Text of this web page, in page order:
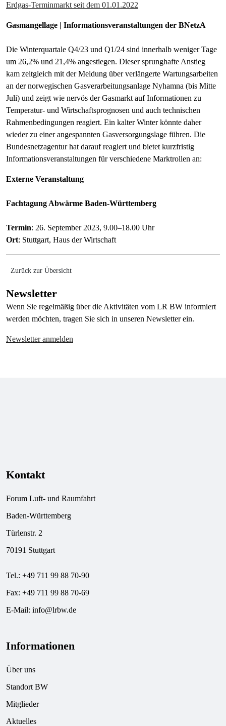
Erdgas-Terminmarkt seit dem 01.01.2022
Gasmangellage | Informationsveranstaltungen der BNetzA
Die Winterquartale Q4/23 und Q1/24 sind innerhalb weniger Tage
um 26,2% und 21,4% angestiegen. Dieser sprunghafte Anstieg
kam zeitgleich mit der Meldung über verlängerte Wartungsarbeiten
an der norwegischen Gasverarbeitungsanlage Nyhamna (bis Mitte
Juli) und zeigt wie nervös der Gasmarkt auf Informationen zu
Temperatur- und Wirtschaftsprognosen und auch technischen
Rahmenbedingungen reagiert. Ein kalter Winter könnte daher
wieder zu einer angespannten Gasversorgungslage führen. Die
Bundesnetzagentur hat darauf reagiert und bietet kurzfristig
Informationsveranstaltungen für verschiedene Marktrollen an:
Externe Veranstaltung
Fachtagung Abwärme Baden-Württemberg
Termin: 26. September 2023, 9.00–18.00 Uhr
Ort: Stuttgart, Haus der Wirtschaft
Zurück zur Übersicht
Newsletter
Wenn Sie regelmäßig über die Aktivitäten vom LR BW informiert
werden möchten, tragen Sie sich in unseren Newsletter ein.
Newsletter anmelden
Kontakt
Forum Luft- und Raumfahrt
Baden-Württemberg
Türlenstr. 2
70191 Stuttgart
Tel.: +49 711 99 88 70-90
Fax: +49 711 99 88 70-69
E-Mail: info@lrbw.de
Informationen
Über uns
Standort BW
Mitglieder
Aktuelles